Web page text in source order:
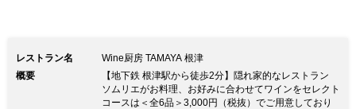
・おしゃれな空間でワインとお食事をお楽しみください。
レストラン名
Wine厨房 TAMAYA 根津
概要
【地下鉄 根津駅から徒歩2分】隠れ家的なレストラン
ソムリエがお料理、お好みに合わせてワインをセレクト
コースは＜全6品＞3,000円（税抜）でご用意しており